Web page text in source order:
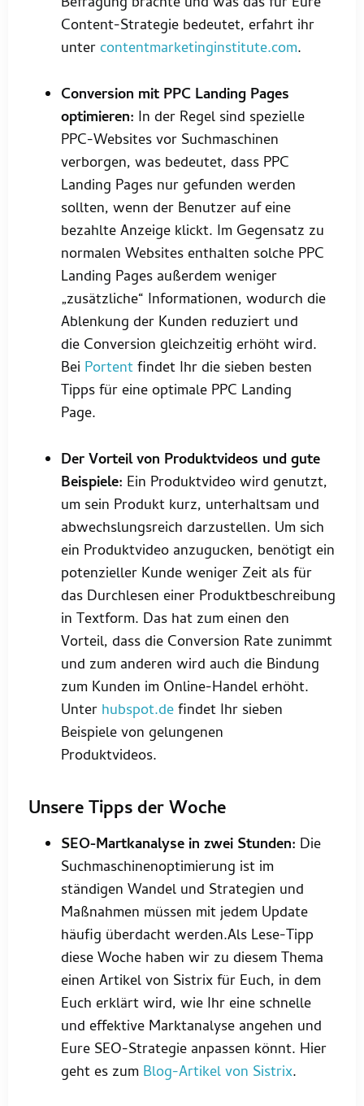
Content-Strategie bedeutet, erfahrt ihr
untercontentmarketinginstitute.com.
Conversion mit PPC Landing Pages
optimieren: In der Regel sind spezielle
PPC-Websites vor Suchmaschinen
verborgen, was bedeutet, dass PPC
Landing Pages nur gefunden werden
sollten, wenn der Benutzer auf eine
bezahlte Anzeige klickt. Im Gegensatz zu
normalen Websites enthalten solche PPC
Landing Pages außerdem weniger
„zusätzliche“ Informationen, wodurch die
Ablenkung der Kunden reduziert und
die Conversion gleichzeitig erhöht wird.
Bei Portentfindet Ihr die sieben besten
Tipps für eine optimale PPC Landing
Page.
Der Vorteil von Produktvideos und gute
Beispiele: Ein Produktvideo wird genutzt,
um sein Produkt kurz, unterhaltsam und
abwechslungsreich darzustellen. Um sich
ein Produktvideo anzugucken, benötigt ein
potenzieller Kunde weniger Zeit als für
das Durchlesen einer Produktbeschreibung
in Textform. Das hat zum einen den
Vorteil, dass die Conversion Rate zunimmt
und zum anderen wird auch die Bindung
zum Kunden im Online-Handel erhöht.
Unter hubspot.defindet Ihr sieben
Beispiele von gelungenen
Produktvideos.
Unsere Tipps der Woche
SEO-Martkanalyse in zwei Stunden: Die
Suchmaschinenoptimierung ist im
ständigen Wandel und Strategien und
Maßnahmen müssen mit jedem Update
häufig überdacht werden.Als Lese-Tipp
diese Woche haben wir zu diesem Thema
einen Artikel von Sistrix für Euch, in dem
Euch erklärt wird, wie Ihr eine schnelle
und effektive Marktanalyse angehen und
Eure SEO-Strategie anpassen könnt. Hier
geht es zum Blog-Artikel von Sistrix.